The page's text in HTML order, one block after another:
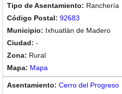
Ranchería
92683
Ixhuatlán de Madero
-
Rural
Mapa
Cerro del Progreso